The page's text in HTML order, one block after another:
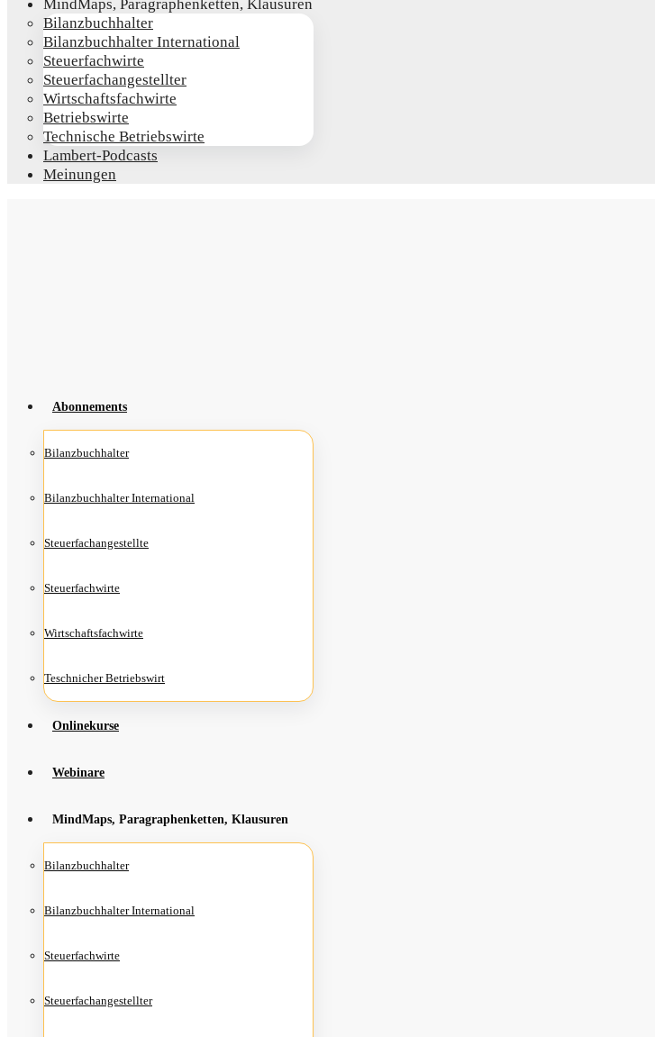
Mind­Maps, Para­gra­phen­ket­ten, Klausuren
Bilanz­buch­hal­ter
Bilanz­buch­hal­ter International
Steu­er­fach­wir­te
Steu­er­fach­an­ge­stell­ter
Wirt­schafts­fach­wir­te
Betriebs­wir­te
Tech­ni­sche Betriebswirte
Lam­­bert-Pod­­casts
Mei­nun­gen
Abon­ne­ments
Bilanz­buch­hal­ter
Bilanz­buch­hal­ter International
Steu­er­fach­an­ge­stell­te
Steu­er­fach­wir­te
Wirt­schafts­fach­wir­te
Teschni­cher Betriebswirt
Online­kur­se
Web­i­na­re
Mind­Maps, Para­gra­phen­ket­ten, Klausuren
Bilanz­buch­hal­ter
Bilanz­buch­hal­ter International
Steu­er­fach­wir­te
Steu­er­fach­an­ge­stell­ter